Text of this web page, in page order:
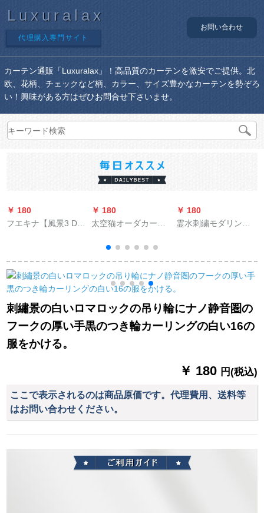
Luxuralax
代理購入専門サイト
お問い合わせ
カーテン通販「Luxuralax」！高品質のカーテンを激安でご提供。北
欧、花柄、チェックなど柄、カラー、サイズ豊かなカーテンを勢ぞろ
い！興味がある方はぜひお問合せ下さいませ。
￥ 180
フエキナ【風景3 Dプ
ーダンのレイン既製
カーン遮光蚊よけの
レイン寝室キッドレ
ン寝室
￥ 180
太空猫オーダカーリ
き出し窓カーンテー
プ-2976-花色1ミオウ
カーンテージ格
￥ 180
霊水刺繍モダリン北
ステムシステムシス
テムシステムシステ
システムシステムシ
ステムシステムシス
テムシステムシステ
ステムシステムシス
テムシステムシステ
ムシステムの地中海
クプレートプレート
ートプレートプレー
ト外窓天然素材カー
刺繡景の白いロマロックの吊り輪にナノ静音圏の
フークの厚い手黒のつき輪カーリングの白い16の
服をかける。
￥ 180 円(税込)
ここで表示されるのは商品原価です。代理費用、送料等
はお問い合わせください。